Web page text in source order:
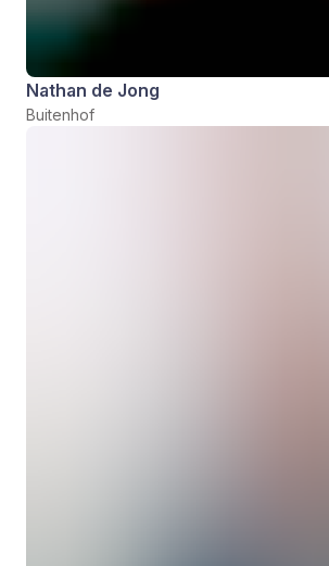
Nathan de Jong
Buitenhof